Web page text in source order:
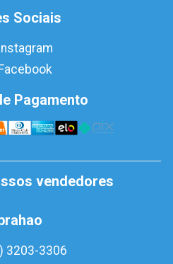
Sociais
Pagamento
vendedores
3203-3306